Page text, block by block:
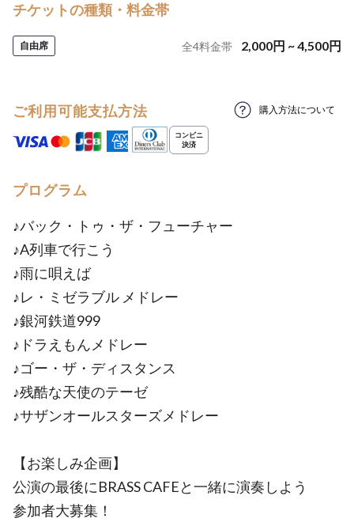
チケットの種類・料金帯
自由席 全4料金帯 2,000円 ~4,500円
ご利用可能支払方法 購入方法について
プログラム
♪バック・トゥ・ザ・フューチャー
♪A列車で行こう
♪雨に唄えば
♪レ・ミゼラブル メドレー
♪銀河鉄道999
♪ドラえもんメドレー
♪ゴー・ザ・ディスタンス
♪残酷な天使のテーゼ
♪サザンオールスターズメドレー
【お楽しみ企画】
公演の最後にBRASS CAFEと一緒に演奏しよう
参加者大募集！